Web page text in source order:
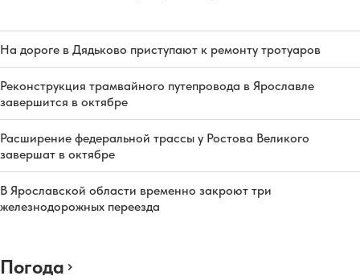
На дороге в Дядьково приступают к ремонту тротуаров
Реконструкция трамвайного путепровода в Ярославле
завершится в октябре
Расширение федеральной трассы у Ростова Великого
завершат в октябре
В Ярославской области временно закроют три
железнодорожных переезда
Погода